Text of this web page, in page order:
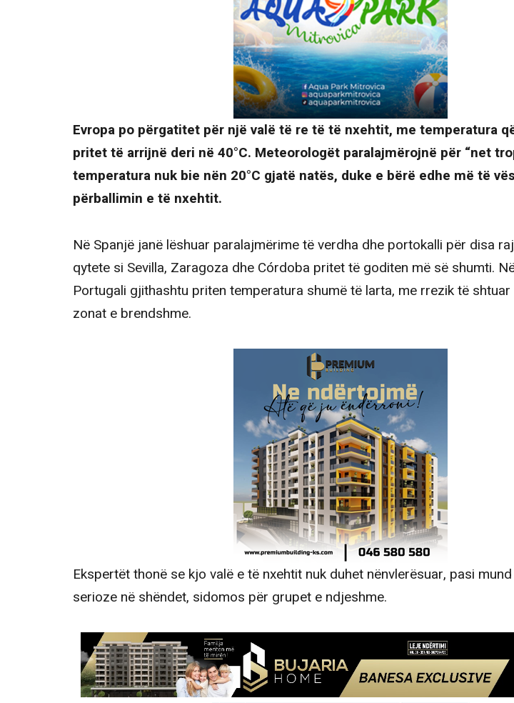
Evropa po përgatitet për një valë të re të të nxehtit, me temperatura
pritet të arrijnë deri në 40°C. Meteorologët paralajmërojnë për “net
temperatura nuk bie nën 20°C gjatë natës, duke e bërë edhe më të
përballimin e të nxehtit.
Në Spanjë janë lëshuar paralajmërime të verdha dhe portokalli për disa
qytete si Sevilla, Zaragoza dhe Córdoba pritet të goditen më së shumti.
Portugali gjithashtu priten temperatura shumë të larta, me rrezik të
zonat e brendshme.
Ekspertët thonë se kjo valë e të nxehtit nuk duhet nënvlerësuar, pasi
serioze në shëndet, sidomos për grupet e ndjeshme.